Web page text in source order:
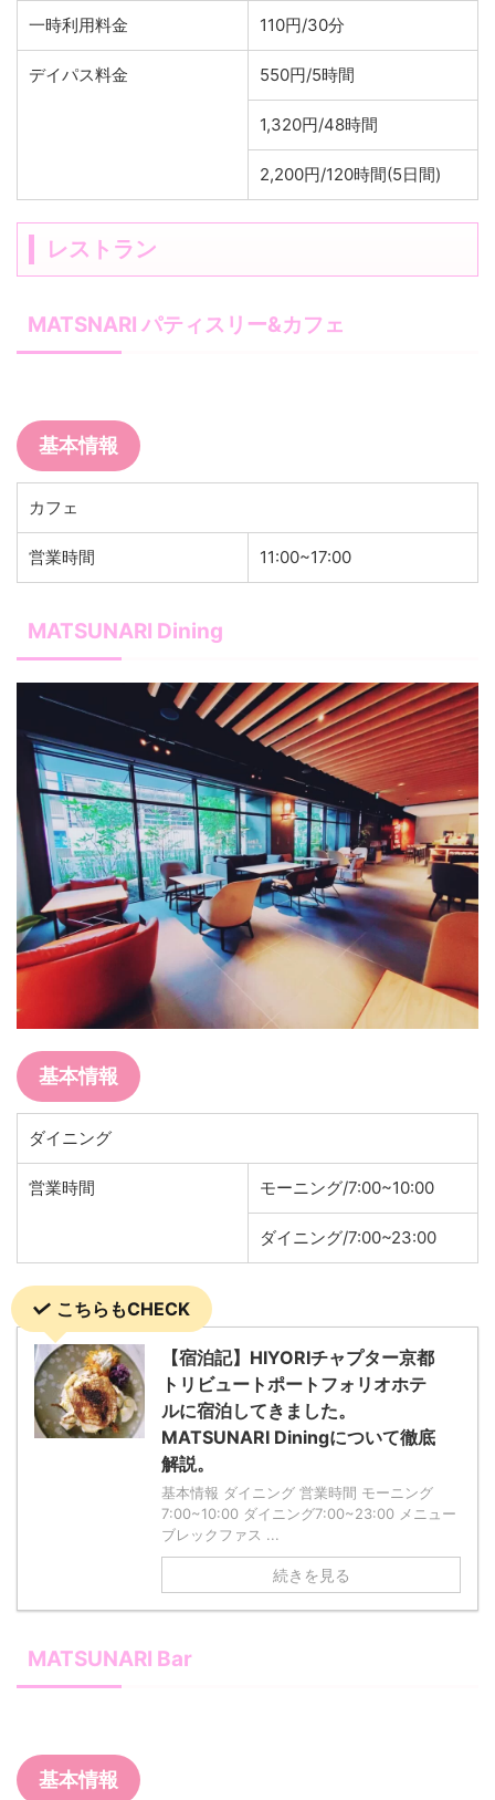
一時利用料金 110円/30分
デイパス料金 550円/5時間
1,320円/48時間
2,200円/120時間(5日間)
レストラン
MATSNARI パティスリー&カフェ
基本情報
カフェ
営業時間 11:00~17:00
MATSUNARI Dining
基本情報
ダイニング
営業時間 モーニング/7:00~10:00
ダイニング/7:00~23:00
こちらもCHECK
【宿泊記】HIYORIチャプター京都
トリビュートポートフォリオホテ
ルに宿泊してきました。
MATSUNARI Diningについて徹底
解説。
基本情報 ダイニング 営業時間 モーニング
7:00~10:00 ダイニング7:00~23:00 メニュー
ブレックファス ...
続きを見る
MATSUNARI Bar
基本情報